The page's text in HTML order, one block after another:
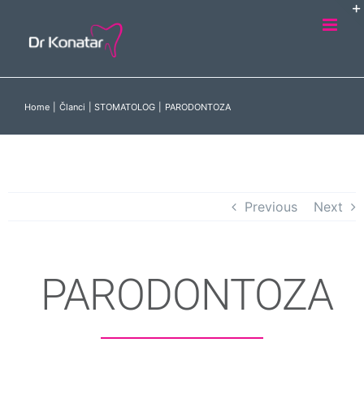
Home Članci STOMATOLOG PARODONTOZA
Previous Next
PARODONTOZA